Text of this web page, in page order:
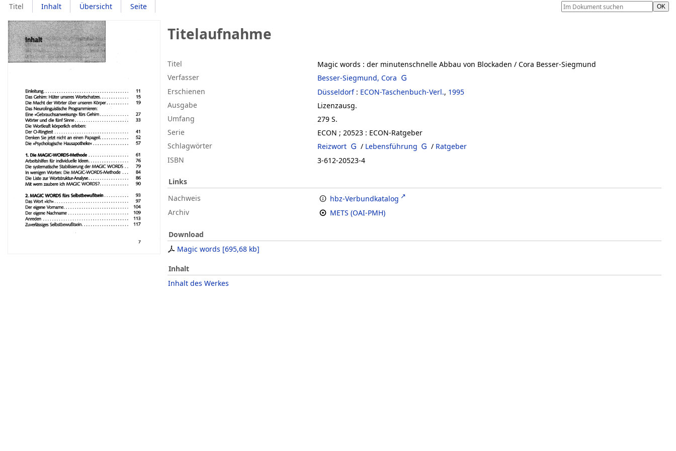
Titel Inhalt Übersicht Seite
Titelaufnahme
Titel Magic words : der minutenschnelle Abbau von Blockaden / Cora Besser-Siegmund
Verfasser
Besser-Siegmund, Cora
Erschienen
Düsseldorf: ECON-Taschenbuch-Verl., 1995
Ausgabe
Lizenzausg.
Umfang
279 S.
Serie
ECON ; 20523 : ECON-Ratgeber
Schlagwörter
Reizwort / Lebensführung / Ratgeber
ISBN
3-612-20523-4
Links
Nachweis
hbz-Verbundkatalog
Archiv
METS (OAI-PMH)
Download
Magic words [695,68 kb]
Inhalt
Inhalt des Werkes